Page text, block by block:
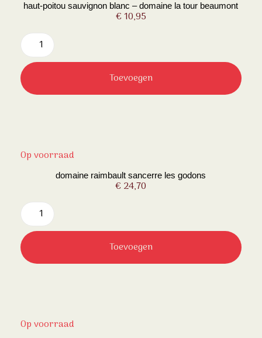
haut-poitou sauvignon blanc – domaine la tour beaumont
€10,95
Toevoegen
Op voorraad
domaine raimbault sancerre les godons
€24,70
Toevoegen
Op voorraad